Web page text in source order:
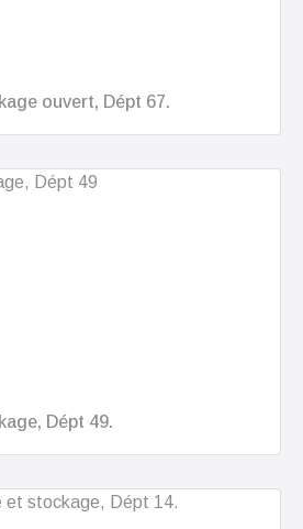
ouvert, Dépt 67.
Dépt 49.